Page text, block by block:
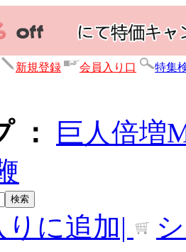
新規登録 会員入り口 特集
：
巨人倍増
に追加|